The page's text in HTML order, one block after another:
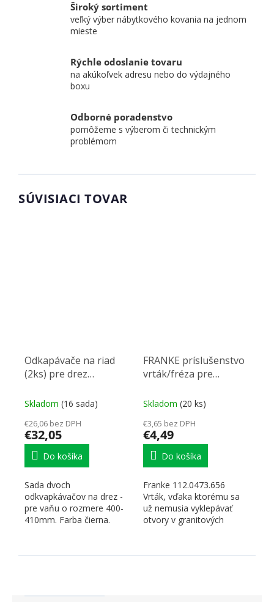
Široký sortiment
veľký výber nábytkového kovania na jednom
mieste
Rýchle odoslanie tovaru
na akúkoľvek adresu nebo do výdajného
boxu
Odborné poradenstvo
pomôžeme s výberom či technickým
problémom
SÚVISIACI TOVAR
Odkapávače na riad
(2ks) pre drez
205x183mm čierne
Skladom (16 sada)
€26,06 bez DPH
€32,05
Do košíka
Sada dvoch
odkvapkávačov na drez -
pre vaňu o rozmere 400-
410mm. Farba čierna.
FRANKE príslušenstvo
vrták/fréza pre
granite
Skladom (20 ks)
€3,65 bez DPH
€4,49
Do košíka
Franke 112.0473.656
Vrták, vďaka ktorému sa
už nemusia vyklepávať
otvory v granitových